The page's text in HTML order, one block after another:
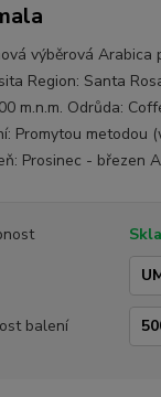
výběrová
Region: Santa
m.n.m. Odrůda:
Promytou metodou
Prosinec - březen
balení